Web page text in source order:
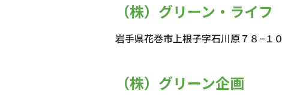
（株）グリーン・ライフ
岩手県花巻市上根子字石川原７８−１０
（株）グリーン企画